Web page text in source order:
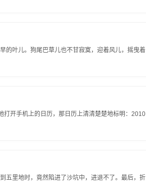
的叶儿。狗尾巴草儿也不甘寂寞，迎着风儿，摇曳着
打开手机上的日历，那日历上清清楚楚地标明：2010
五里地时，竟然陷进了沙坑中，进退不了。最后，折